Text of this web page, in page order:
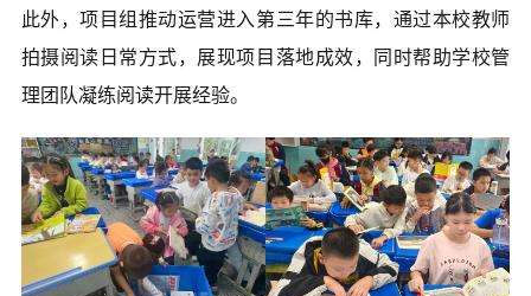
此外，项目组推动运营进入第三年的书库，通过本校教师
拍摄阅读日常方式，展现项目落地成效，同时帮助学校管
理团队凝练阅读开展经验。